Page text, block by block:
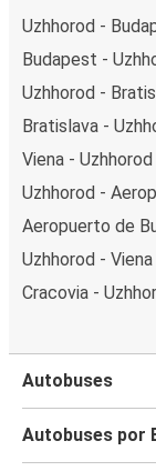
Uzhhorod -
Budapest -
Uzhhorod -
Bratislava -
Viena - Uzhhorod
Uzhhorod -
Aeropuerto de
Uzhhorod - Viena
Cracovia -
Autobuses
Autobuses por